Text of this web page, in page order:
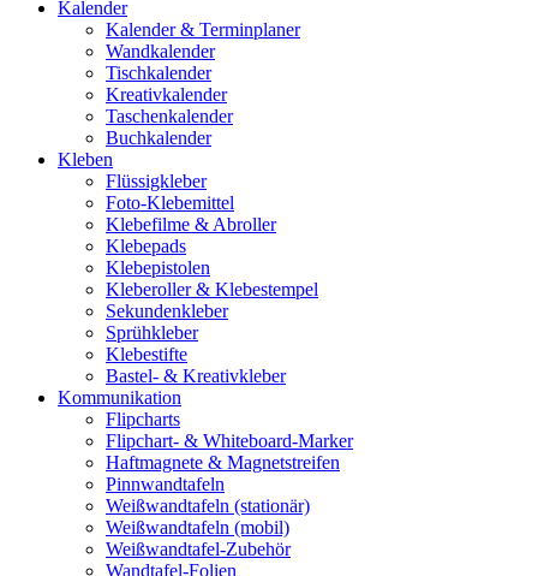
Kalender
Kalender & Terminplaner
Wandkalender
Tischkalender
Kreativkalender
Taschenkalender
Buchkalender
Kleben
Flüssigkleber
Foto-Klebemittel
Klebefilme & Abroller
Klebepads
Klebepistolen
Kleberoller & Klebestempel
Sekundenkleber
Sprühkleber
Klebestifte
Bastel- & Kreativkleber
Kommunikation
Flipcharts
Flipchart- & Whiteboard-Marker
Haftmagnete & Magnetstreifen
Pinnwandtafeln
Weißwandtafeln (stationär)
Weißwandtafeln (mobil)
Weißwandtafel-Zubehör
Wandtafel-Folien